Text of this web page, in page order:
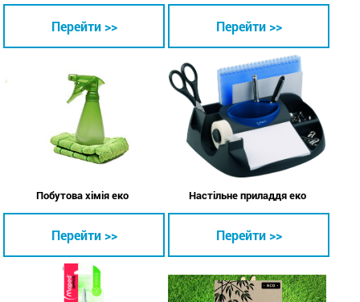
Перейти >> Перейти >>
Побутова хімія еко
Перейти >>
Настільне приладдя еко
Перейти >>